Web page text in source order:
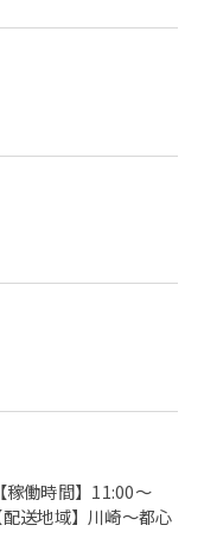
稼働時間】11:00〜
送地域】川崎〜都心